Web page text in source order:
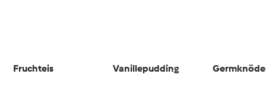
Fruchteis Vanillepudding